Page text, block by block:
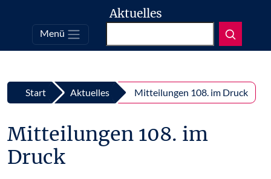
Top
Zum Inhalt springen
Aktuelles
Menü
Start Aktuelles Mitteilungen 108. im Druck
Mitteilungen 108. im
Druck